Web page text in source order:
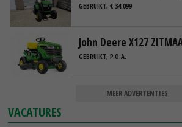
GEBRUIKT, € 34.099
John Deere X127
GEBRUIKT, P.O.A.
MEER ADVERTENTIES
VACATURES